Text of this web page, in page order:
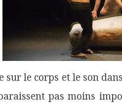
sur le corps et le son
pas moins